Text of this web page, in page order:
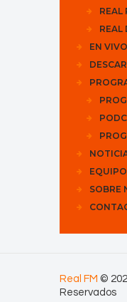
REAL
REAL
EN VIVO
EQUIPO
SOBRE
Real FM ©
Reservados